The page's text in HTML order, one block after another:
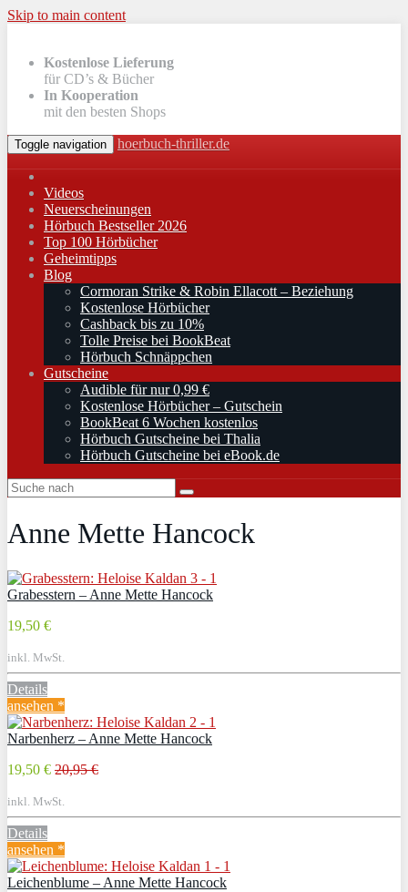
Skip to main content
Kostenlose Lieferung
für CD’s & Bücher
In Kooperation
mit den besten Shops
Toggle navigation hoerbuch-thriller.de
Videos
Neuerscheinungen
Hörbuch Bestseller 2026
Top 100 Hörbücher
Geheimtipps
Blog
Cormoran Strike & Robin Ellacott – Beziehung
Kostenlose Hörbücher
Cashback bis zu 10%
Tolle Preise bei BookBeat
Hörbuch Schnäppchen
Gutscheine
Audible für nur 0,99 €
Kostenlose Hörbücher – Gutschein
BookBeat 6 Wochen kostenlos
Hörbuch Gutscheine bei Thalia
Hörbuch Gutscheine bei eBook.de
Anne Mette Hancock
Grabesstern – Anne Mette Hancock
19,50 €
inkl. MwSt.
Details
ansehen *
Narbenherz – Anne Mette Hancock
19,50 € 20,95 €
inkl. MwSt.
Details
ansehen *
Leichenblume – Anne Mette Hancock